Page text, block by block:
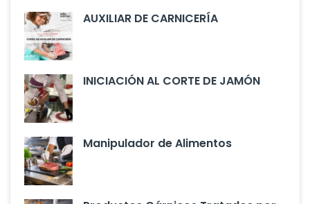
AUXILIAR DE CARNICERÍA
INICIACIÓN AL CORTE DE JAMÓN
Manipulador de Alimentos